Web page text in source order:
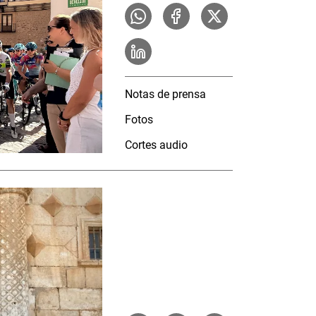
Notas de prensa
Fotos
Cortes audio